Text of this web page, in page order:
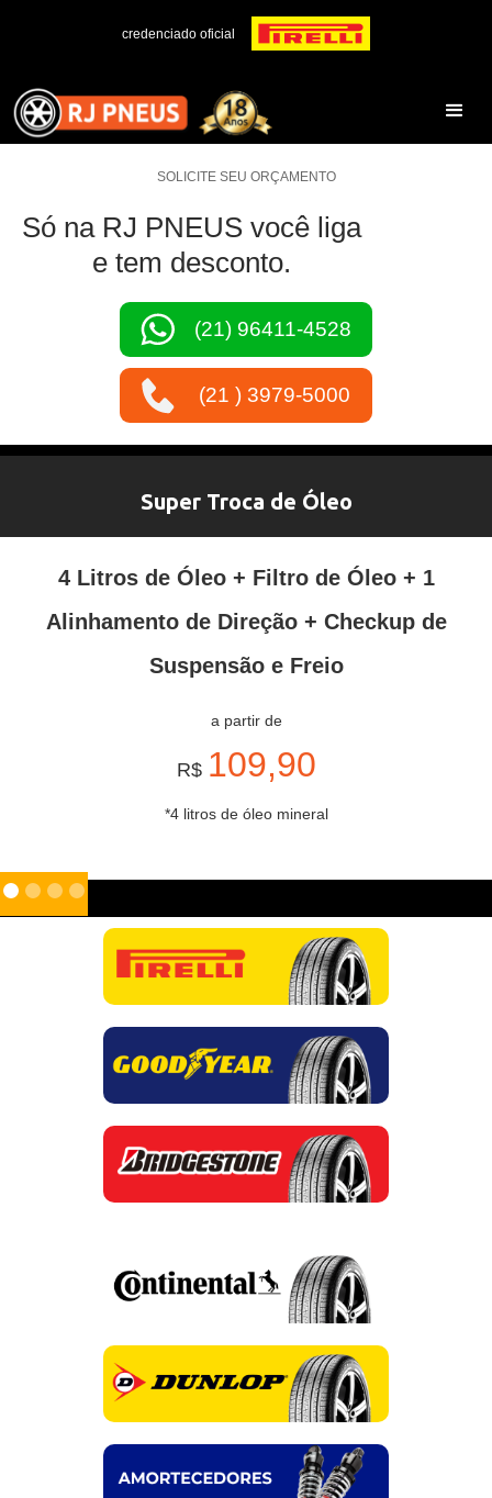
credenciado oficial
SOLICITE SEU ORÇAMENTO
Só na RJ PNEUS você liga
e tem desconto.
(21) 96411-4528
(21 ) 3979-5000
Super Troca de Óleo
4 Litros de Óleo + Filtro de Óleo + 1
Alinhamento de Direção + Checkup de
Suspensão e Freio
a partir de
R$ 109,90
*4 litros de óleo mineral